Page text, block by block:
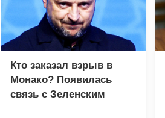
Кто заказал взрыв в
Монако? Появилась
связь с Зеленским